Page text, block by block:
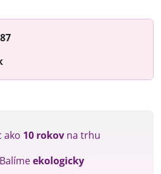
ako 10 rokov na trhu
Balímeekologicky